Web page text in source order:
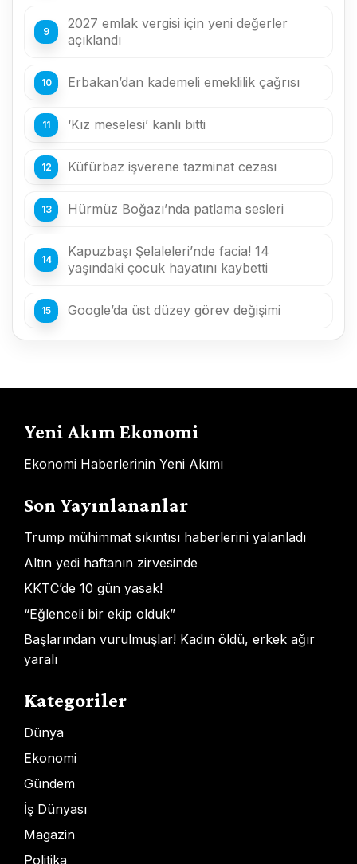
2027 emlak vergisi için yeni değerler
açıklandı
Erbakan’dan kademeli emeklilik çağrısı
‘Kız meselesi’ kanlı bitti
Küfürbaz işverene tazminat cezası
Hürmüz Boğazı’nda patlama sesleri
Kapuzbaşı Şelaleleri’nde facia! 14
yaşındaki çocuk hayatını kaybetti
Google’da üst düzey görev değişimi
Yeni Akım Ekonomi
Ekonomi Haberlerinin Yeni Akımı
Son Yayınlananlar
Trump mühimmat sıkıntısı haberlerini yalanladı
Altın yedi haftanın zirvesinde
KKTC’de 10 gün yasak!
“Eğlenceli bir ekip olduk”
Başlarından vurulmuşlar! Kadın öldü, erkek ağır
yaralı
Kategoriler
Dünya
Ekonomi
Gündem
İş Dünyası
Magazin
Politika